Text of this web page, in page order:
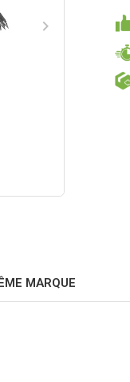
Suivant
keyboard_arrow_right
MARQUE